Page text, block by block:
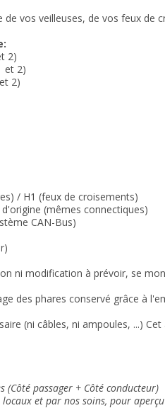
vos veilleuses, de vos feux de
2)
et 2)
2)
/ H1 (feux de croisements)
(mêmes connectiques)
CAN-Bus)
ni modification à prévoir, se
des phares conservé grâce à
(ni câbles, ni ampoules, ...)
passager + Côté conducteur)
etpar nos soins, pour